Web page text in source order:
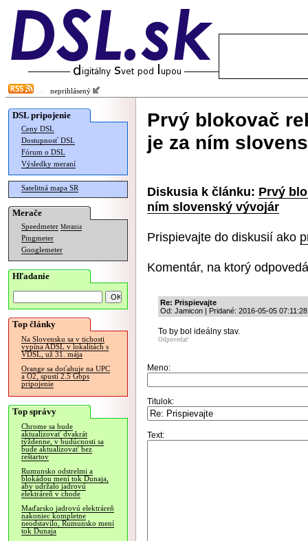
neprihlásený
DSL pripojenie
Ceny DSL
Dostupnosť DSL
Fórum o DSL
Výsledky meraní
Satelitná mapa SR
Merače
Speedmeter Merania
Pingmeter
Googlemeter
Hľadanie
Top články
Na Slovensku sa v tichosti
vypína ADSL v lokalitách s
VDSL, už 31. mája
Orange sa doťahuje na UPC
a O2, spustí 2.5 Gbps
pripojenie
Top správy
Chrome sa bude
aktualizovať dvakrát
týždenne, v budúcnosti sa
bude aktualizovať bez
reštartov
Rumunsko odstrelmi a
blokádou mení tok Dunaja,
aby udržalo jadrovú
elektráreň v chode
Maďarsko jadrovú elektráreň
nakoniec kompletne
neodstavilo, Rumunsko mení
tok Dunaja
Prvý blokovač
je za ním
Diskusia k článku: Prvý
ním slovenský vývojár
Prispievajte do diskusií ako
Komentár, na ktorý
Re: Prispievajte
Od: Jamicon | Pridané: 2016-05-05 07:11:28
To by bol ideálny stav.
Odpovedať
Meno:
Titulok:
Text: